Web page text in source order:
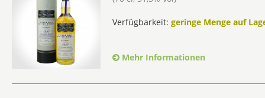
Verfügbarkeit: geringe Menge auf
Mehr Informationen